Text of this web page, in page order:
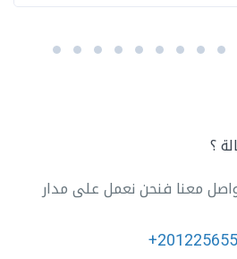
؟
معنا فنحن نعمل على مدار